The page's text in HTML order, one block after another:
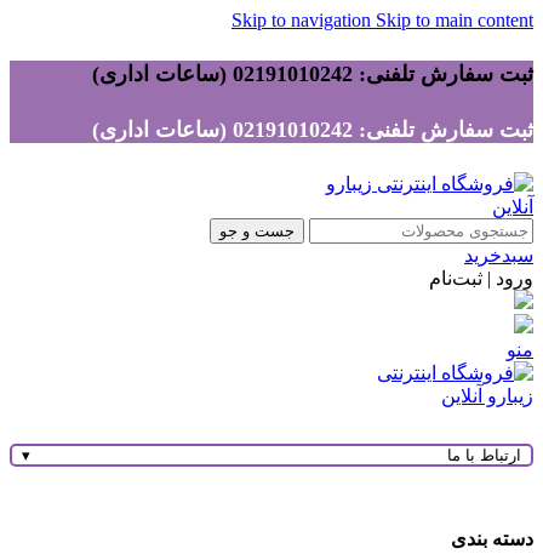
Skip to navigation Skip to main content
ثبت سفارش تلفنی: 02191010242 (ساعات اداری)
ثبت سفارش تلفنی: 02191010242 (ساعات اداری)
جست و جو
سبدخرید
ورود | ثبت‌نام
منو
ارتباط با ما ▾
دسته بندی